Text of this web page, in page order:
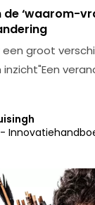
‘waarom-
groot